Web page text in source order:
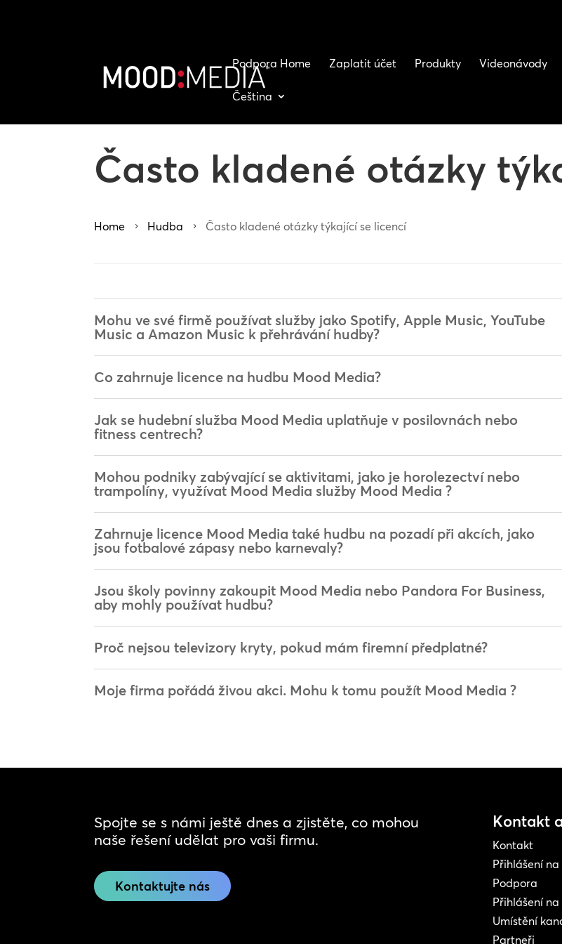
Podpora Home Zaplatit účet Produkty Videonávody
Čeština
Často kladené otázky
Home 5 Hudba 5 Často kladené otázky týkající se licencí
Mohu ve své firmě používat služby jako Spotify, Apple Music, YouTube
Music a Amazon Music k přehrávání hudby?
Co zahrnuje licence na hudbu Mood Media?
Jak se hudební služba Mood Media uplatňuje v posilovnách nebo
fitness centrech?
Mohou podniky zabývající se aktivitami, jako je horolezectví nebo
trampolíny, využívat Mood Media služby Mood Media ?
Zahrnuje licence Mood Media také hudbu na pozadí při akcích, jako
jsou fotbalové zápasy nebo karnevaly?
Jsou školy povinny zakoupit Mood Media nebo Pandora For Business,
aby mohly používat hudbu?
Proč nejsou televizory kryty, pokud mám firemní předplatné?
Moje firma pořádá živou akci. Mohu k tomu použít Mood Media ?
Spojte se s námi ještě dnes a zjistěte, co mohou
naše řešení udělat pro vaši firmu.
Kontaktujte nás
Kontakt
Kontakt
Přihlášení
Podpora
Přihlášení
Umístění
Partneři